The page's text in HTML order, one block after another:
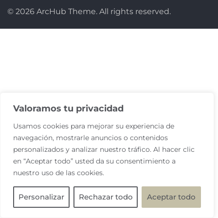
Valoramos tu privacidad
Usamos cookies para mejorar su experiencia de
navegación, mostrarle anuncios o contenidos
personalizados y analizar nuestro tráfico. Al hacer clic
en “Aceptar todo” usted da su consentimiento a
nuestro uso de las cookies.
Personalizar Rechazar todo Aceptar todo
© 2026 ArcHub Theme. All rights reserved.